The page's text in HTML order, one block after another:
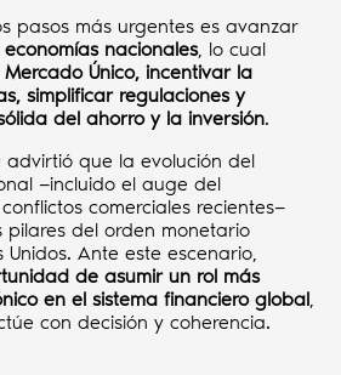
pasos más urgentes es avanzar
nacionales, lo cual
Único, incentivar la
simplificar regulaciones y
del ahorro y la inversión.
advirtió que la evolución del
—incluido el auge del
comerciales recientes—
pilares del orden monetario
Ante este escenario,
de asumir un rol más
en el sistema financiero global,
con decisión y coherencia.